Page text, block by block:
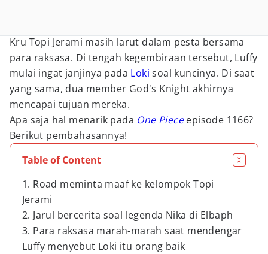
Kru Topi Jerami masih larut dalam pesta bersama
para raksasa. Di tengah kegembiraan tersebut, Luffy
mulai ingat janjinya pada Loki soal kuncinya. Di saat
yang sama, dua member God's Knight akhirnya
mencapai tujuan mereka.
Apa saja hal menarik pada One Piece episode 1166?
Berikut pembahasannya!
Table of Content
1. Road meminta maaf ke kelompok Topi
Jerami
2. Jarul bercerita soal legenda Nika di Elbaph
3. Para raksasa marah-marah saat mendengar
Luffy menyebut Loki itu orang baik